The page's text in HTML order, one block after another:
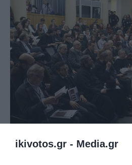
ikivotos.gr - Media.gr